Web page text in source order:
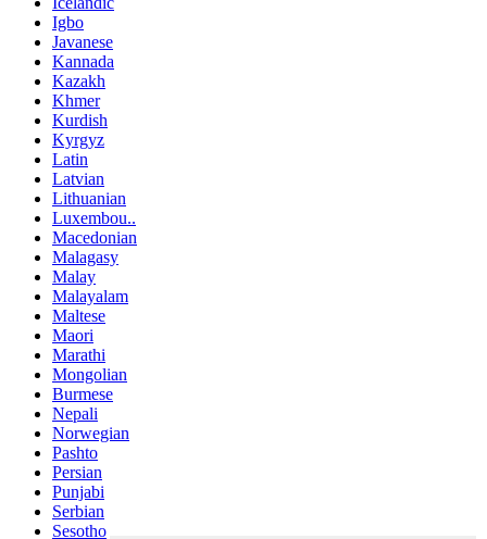
Igbo
Javanese
Kannada
Kazakh
Khmer
Kurdish
Kyrgyz
Latin
Latvian
Lithuanian
Luxembou..
Macedonian
Malagasy
Malay
Malayalam
Maltese
Maori
Marathi
Mongolian
Burmese
Nepali
Norwegian
Pashto
Persian
Punjabi
Serbian
Sesotho